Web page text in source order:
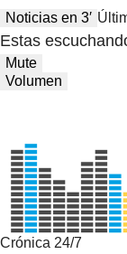
Noticias en 3′
Estas
Mute
Volumen
Crónica 24/7